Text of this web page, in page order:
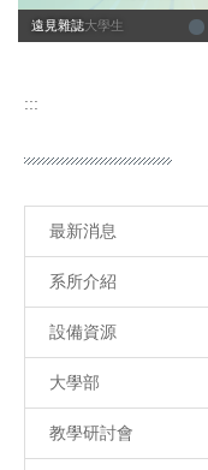
遠見雜誌
企業最愛大學生
:::
最新消息
系所介紹
設備資源
大學部
教學研討會